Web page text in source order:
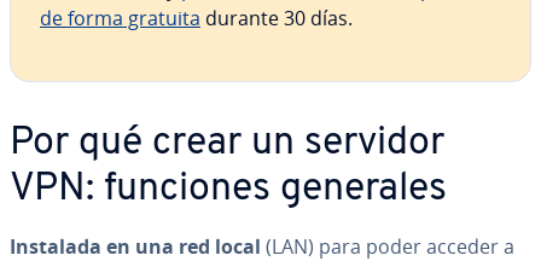
de forma gratuita durante 30 días.
Por qué crear un servidor
VPN: funciones generales
Instalada en una red local (LAN) para poder acceder a